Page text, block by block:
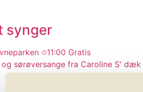
synger
11:00 Gratis
sørøversange fra Caroline S'